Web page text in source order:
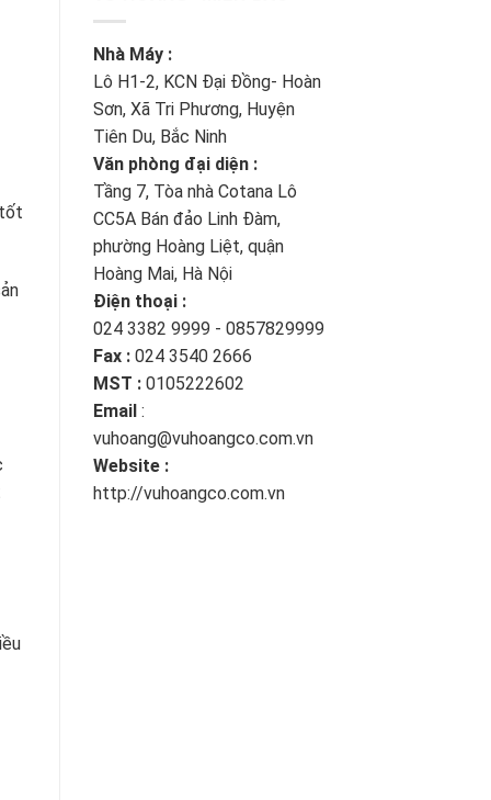
Nhà Máy :
Lô H1-2, KCN Đại Đồng- Hoàn
Sơn, Xã Tri Phương, Huyện
Tiên Du, Bắc Ninh
Văn phòng đại diện :
Tầng 7, Tòa nhà Cotana Lô
CC5A Bán đảo Linh Đàm,
phường Hoàng Liệt, quận
Hoàng Mai, Hà Nội
Điện thoại :
024 3382 9999 - 0857829999
Fax : 024 3540 2666
MST : 0105222602
Email :
vuhoang@vuhoangco.com.vn
Website :
http://vuhoangco.com.vn